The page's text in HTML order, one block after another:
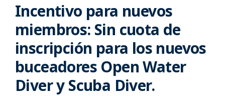
Incentivo para nuevos
miembros: Sin cuota de
inscripción para los nuevos
buceadores Open Water
Diver y Scuba Diver.